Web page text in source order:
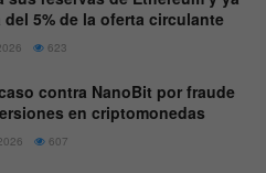
5% de la oferta circulante
623
contra NanoBit por fraude
en criptomonedas
607